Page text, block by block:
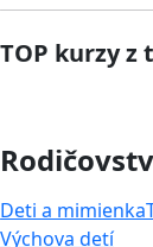
TOP kurzy
Deti a mimienka
Výchova detí